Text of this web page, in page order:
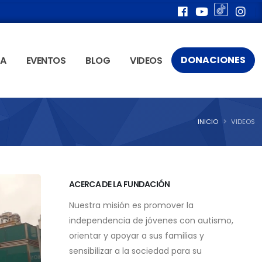
EVENTOS BLOG VIDEOS DONACIONES
INICIO VIDEOS
ACERCA DE LA FUNDACIÓN
Nuestra misión es promover la
independencia de jóvenes con autismo,
orientar y apoyar a sus familias y
sensibilizar a la sociedad para su